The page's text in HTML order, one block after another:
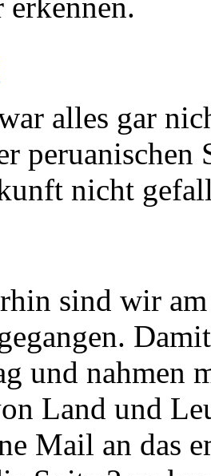
alles gar
peruanischen
nicht
sind wir
und nahmen
Land und
Mail an das